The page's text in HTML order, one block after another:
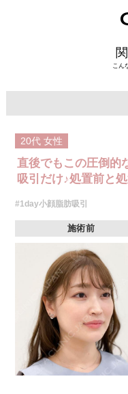
こん
20代 女性
直後でもこの圧倒的
吸引だけ♪処置前と
#1day小顔脂肪吸引
施術前